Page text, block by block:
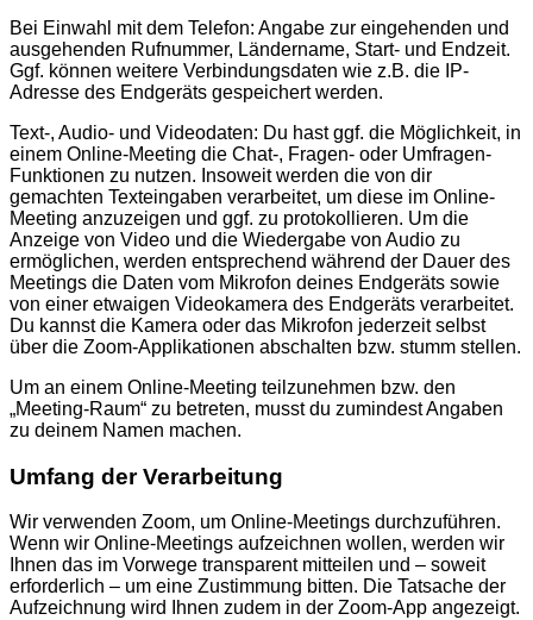
Bei Einwahl mit dem Telefon: Angabe zur eingehenden und
ausgehenden Rufnummer, Ländername, Start- und Endzeit.
Ggf. können weitere Verbindungsdaten wie z.B. die IP-
Adresse des Endgeräts gespeichert werden.
Text-, Audio- und Videodaten: Du hast ggf. die Möglichkeit, in
einem Online-Meeting die Chat-, Fragen- oder Umfragen-
Funktionen zu nutzen. Insoweit werden die von dir
gemachten Texteingaben verarbeitet, um diese im Online-
Meeting anzuzeigen und ggf. zu protokollieren. Um die
Anzeige von Video und die Wiedergabe von Audio zu
ermöglichen, werden entsprechend während der Dauer des
Meetings die Daten vom Mikrofon deines Endgeräts sowie
von einer etwaigen Videokamera des Endgeräts verarbeitet.
Du kannst die Kamera oder das Mikrofon jederzeit selbst
über die Zoom-Applikationen abschalten bzw. stumm stellen.
Um an einem Online-Meeting teilzunehmen bzw. den
„Meeting-Raum“ zu betreten, musst du zumindest Angaben
zu deinem Namen machen.
Umfang der Verarbeitung
Wir verwenden Zoom, um Online-Meetings durchzuführen.
Wenn wir Online-Meetings aufzeichnen wollen, werden wir
Ihnen das im Vorwege transparent mitteilen und – soweit
erforderlich – um eine Zustimmung bitten. Die Tatsache der
Aufzeichnung wird Ihnen zudem in der Zoom-App angezeigt.